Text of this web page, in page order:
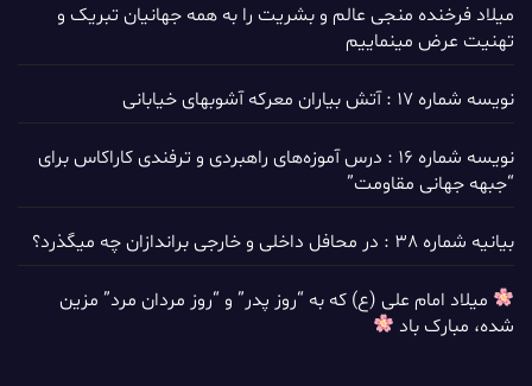
میلاد فرخنده منجی عالم و بشریت را به همه جهانیان تبریک و
تهنیت عرض مینماییم
نویسه شماره 17 : آتش بیاران معرکه آشوبهای خیابانی
نویسه شماره 16 : درس آموزه‌های راهبردی و ترفندی کاراکاس برای
“جبهه جهانی مقاومت”
بیانیه شماره 38 : در محافل داخلی و خارجی براندازان چه میگذرد؟
میلاد امام علی (ع) که به “روز پدر” و “روز مردان مرد” مزین
شده، مبارک باد